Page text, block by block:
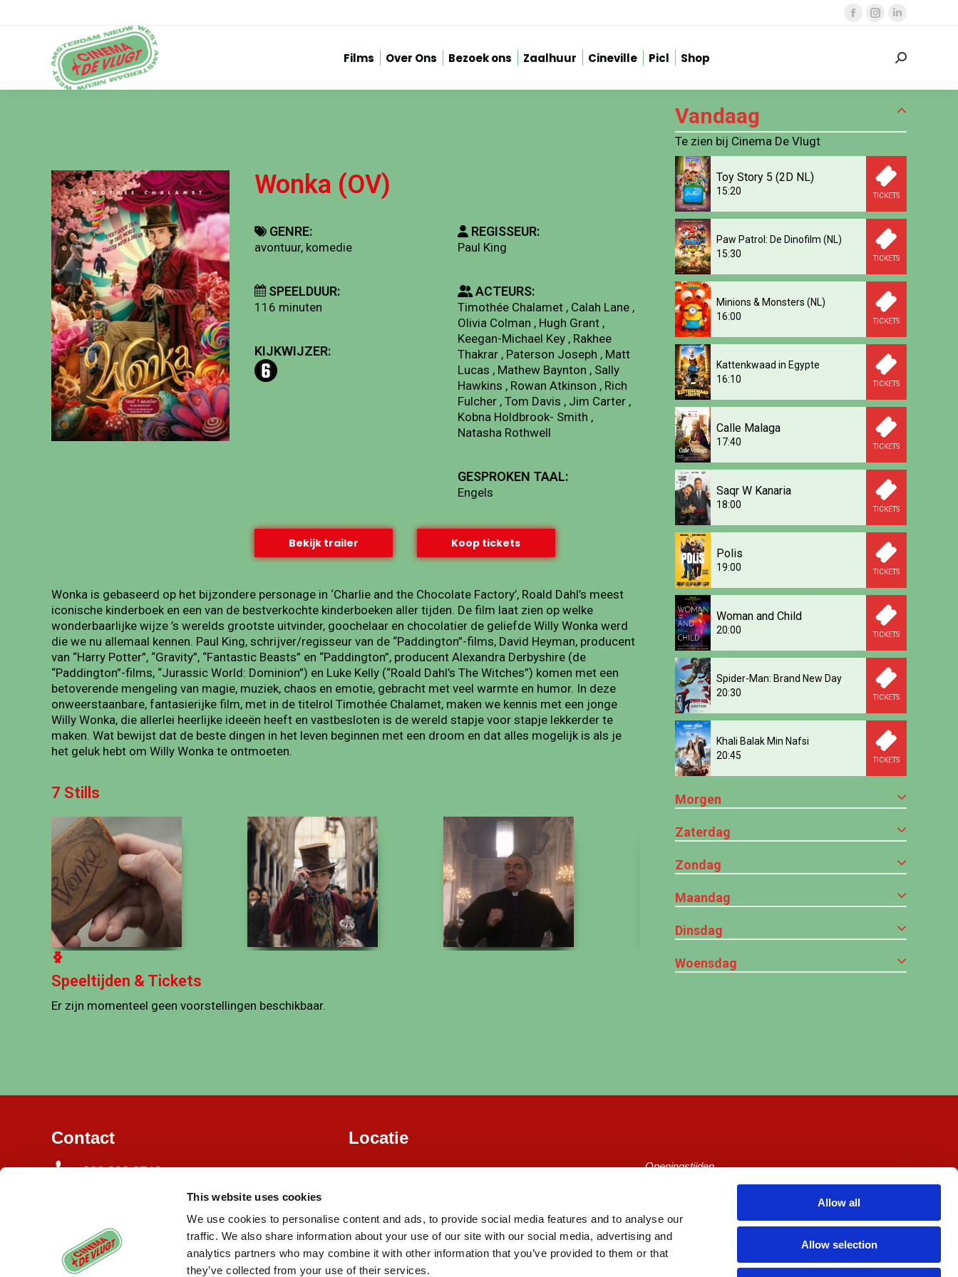
This website uses cookies
We use cookies to personalise content and ads, to provide social media features and to analyse our
traffic. We also share information about your use of our site with our social media, advertising and
analytics partners who may combine it with other information that you’ve provided to them or that
they’ve collected from your use of their services.
Allow all
Allow selection
Facebook
Instagram
opens
window
Linkedin
opens
window
Films Over Ons Bezoek ons Zaalhuur Cineville Picl Shop Zoeken:
Wonka (OV)
GENRE:
avontuur, komedie
SPEELDUUR:
116 minuten
KIJKWIJZER:
REGISSEUR:
Paul King
ACTEURS:
Timothée Chalamet , Calah Lane ,
Olivia Colman , Hugh Grant ,
Keegan-Michael Key , Rakhee
Thakrar , Paterson Joseph , Matt
Lucas , Mathew Baynton , Sally
Hawkins , Rowan Atkinson , Rich
Fulcher , Tom Davis , Jim Carter ,
Kobna Holdbrook- Smith ,
Natasha Rothwell
GESPROKEN TAAL:
Engels
Bekijk trailer Koop tickets
Wonka is gebaseerd op het bijzondere personage in ‘Charlie and the Chocolate Factory’, Roald Dahl’s meest
iconische kinderboek en een van de bestverkochte kinderboeken aller tijden. De film laat zien op welke
wonderbaarlijke wijze ’s werelds grootste uitvinder, goochelaar en chocolatier de geliefde Willy Wonka werd
die we nu allemaal kennen. Paul King, schrijver/regisseur van de “Paddington”-films, David Heyman, producent
van “Harry Potter”, “Gravity”, “Fantastic Beasts” en “Paddington”, producent Alexandra Derbyshire (de
“Paddington”-films, “Jurassic World: Dominion”) en Luke Kelly (“Roald Dahl’s The Witches”) komen met een
betoverende mengeling van magie, muziek, chaos en emotie, gebracht met veel warmte en humor. In deze
onweerstaanbare, fantasierijke film, met in de titelrol Timothée Chalamet, maken we kennis met een jonge
Willy Wonka, die allerlei heerlijke ideeën heeft en vastbesloten is de wereld stapje voor stapje lekkerder te
maken. Wat bewijst dat de beste dingen in het leven beginnen met een droom en dat alles mogelijk is als je
het geluk hebt om Willy Wonka te ontmoeten.
7 Stills
Speeltijden & Tickets
Er zijn momenteel geen voorstellingen beschikbaar.
Vandaag
Te zien bij Cinema De Vlugt
Toy Story 5 (2D NL)
15:20 TICKETS
Paw Patrol: De Dinofilm (NL)
15:30
TICKETS
Minions & Monsters (NL)
16:00
TICKETS
Kattenkwaad in Egypte
16:10
TICKETS
Calle Malaga
17:40 TICKETS
Saqr W Kanaria
18:00 TICKETS
Polis
19:00 TICKETS
Woman and Child
20:00 TICKETS
Spider-Man: Brand New Day
20:30
TICKETS
Khali Balak Min Nafsi
20:45
TICKETS
Morgen
Zaterdag
Zondag
Maandag
Dinsdag
Woensdag
Contact
020 820 3746
Burgemeester de Vlugtlaan 125
1063 BJ Amsterdam
info@cinemadevlugt.nl
Locatie
Openingstijden
Cineville
Algemene voorwaarden